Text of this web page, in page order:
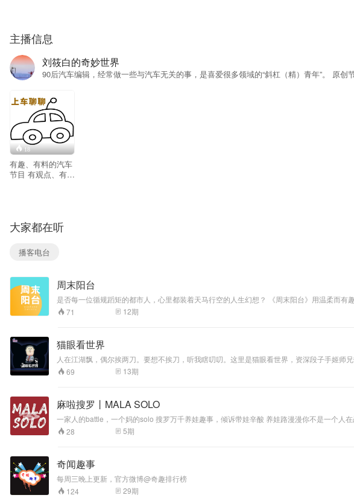
主播信息
刘筱白的奇妙世界
90后汽车编辑，经常做一些与汽车无关的事，是喜爱很多领域的“斜杠（精）青年”。 原创节目包括： 1. 娱乐脱口秀「柒柒扒扒」 | 90后少女
必不可少之法宝”。 2. 新车脱口秀「新车听听看」 | 你的每周新车清单。每周更新的
18
有趣、有料的汽车
节目 有观点、有态
合作社” 筱白：
【呆萌高冷拥有魔
性笑声的90后汽车
编辑，经常做一些
事...】 梧桐：
【冷幽默的车圈老
司机90后汽车编
辑，以年轻有趣的
视角试驾各种各样
大家都在听
播客电台
周末阳台
是否每一位循规蹈矩的都市人，心里都装着天马行空的人生幻想？ 《周末阳台》用温柔而
客，由阿卷、辣辣、味美思、Jennifer四位主播分享成长中的爆笑瞬间，探讨漫漫人生的是
71 12期
猫眼看世界
人在江湖飘，偶尔挨两刀。要想不挨刀，听我瞎叨叨。这里是猫眼看世界，资深段子手姬师
世界，跟着师兄一起high！更多精彩内容订阅猫巷微信公众号：MXRadio；qq听友群：
69 13期
麻啦搜罗丨MALA SOLO
一家人的battle，一个妈的solo 搜罗万千养娃趣事，倾诉带娃辛酸 养娃路漫漫你不是一个人
28
5期
奇闻趣事
每周三晚上更新，官方微博@奇趣排行榜
124
29期